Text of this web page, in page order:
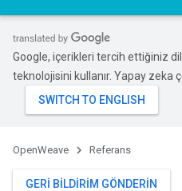
Google, içerikleri tercih ettiğiniz
teknolojisini kullanır. Yapay zeka
OpenWeave Referans
GERI BILDIRIM GÖNDERIN